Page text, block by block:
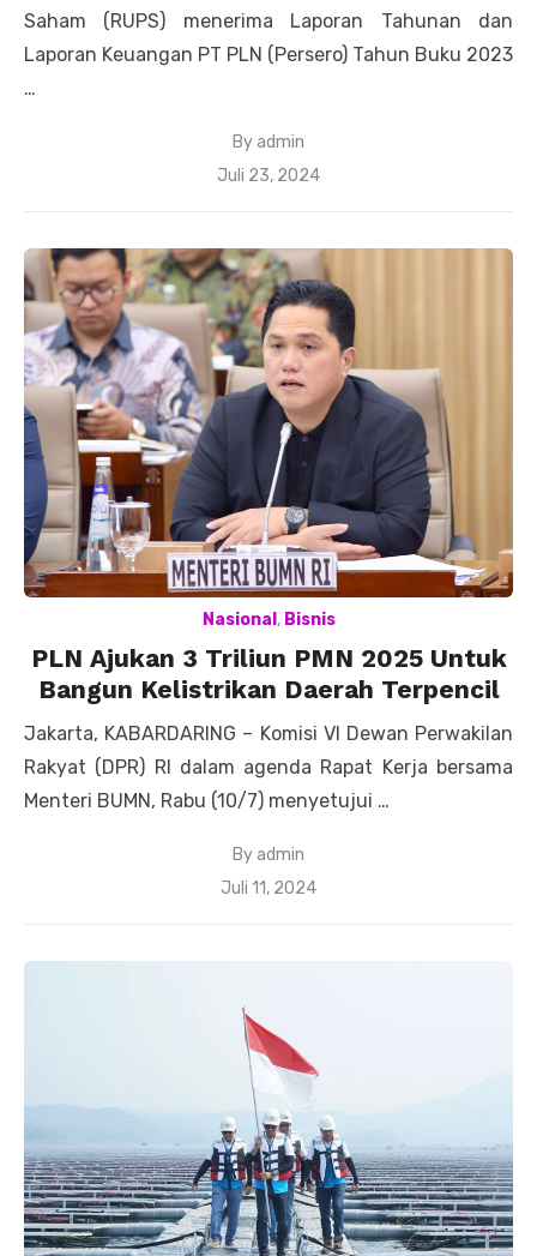
Saham (RUPS) menerima Laporan Tahunan dan
Laporan Keuangan PT PLN (Persero) Tahun Buku 2023
…
By admin
Posted
Juli 23, 2024
Nasional , Bisnis
PLN Ajukan 3 Triliun PMN 2025 Untuk
Bangun Kelistrikan Daerah Terpencil
Jakarta, KABARDARING – Komisi VI Dewan Perwakilan
Rakyat (DPR) RI dalam agenda Rapat Kerja bersama
Menteri BUMN, Rabu (10/7) menyetujui …
By admin
Posted
Juli 11, 2024